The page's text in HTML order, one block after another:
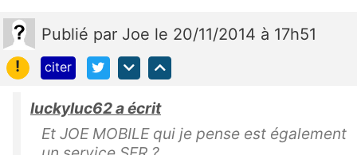
Publié par Joe le 20/11/2014 à 17h51
!
citer
luckyluc62 a écrit
Et JOE MOBILE qui je pense est également